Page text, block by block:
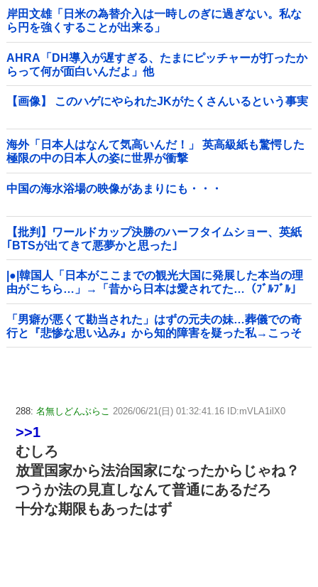
岸田文雄「日米の為替介入は一時しのぎに過ぎない。私な
ら円を強くすることが出来る」
AHRA「DH導入が遅すぎる、たまにピッチャーが打ったか
らって何が面白いんだよ」他
【画像】 このハゲにやられたJKがたくさんいるという事実
海外「日本人はなんて気高いんだ！」 英高級紙も驚愕した
極限の中の日本人の姿に世界が衝撃
中国の海水浴場の映像があまりにも・・・
【批判】ワールドカップ決勝のハーフタイムショー、英紙
｢BTSが出てきて悪夢かと思った｣
|●|韓国人「日本がここまでの観光大国に発展した本当の理
由がこちら…」→「昔から日本は愛されてた…（ﾌﾞﾙﾌﾞﾙ」
＝韓国の反応
「男癖が悪くて勘当された」はずの元夫の妹…葬儀での奇
行と『悲惨な思い込み』から知的障害を疑った私→こっそ
り病院へ誘導し行政保護させた話
288: 名無しどんぶらこ 2026/06/21(日) 01:32:41.16 ID:mVLA1ilX0
>>1
むしろ
放置国家から法治国家になったからじゃね？
つうか法の見直しなんて普通にあるだろ
十分な期限もあったはず